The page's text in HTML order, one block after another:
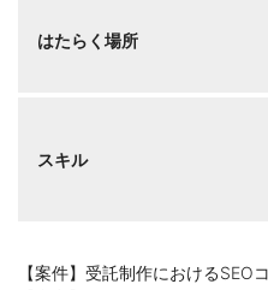
はたらく場所
スキル
【案件】受託制作におけるSEO